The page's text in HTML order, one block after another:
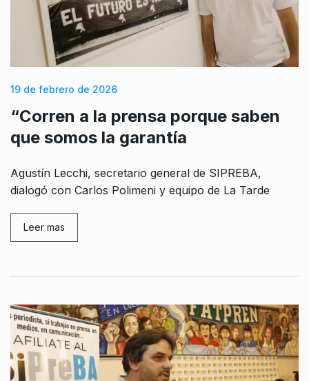
19 de febrero de 2026
“Corren a la prensa porque saben
que somos la garantía
Agustín Lecchi, secretario general de SIPREBA,
dialogó con Carlos Polimeni y equipo de La Tarde
Leer mas